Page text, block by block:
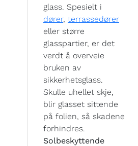
glass. Spesielt i
dører, terrassedører
eller større
glasspartier, er det
verdt å overveie
bruken av
sikkerhetsglass.
Skulle uhellet skje,
blir glasset sittende
på folien, så skadene
forhindres.
Solbeskyttende